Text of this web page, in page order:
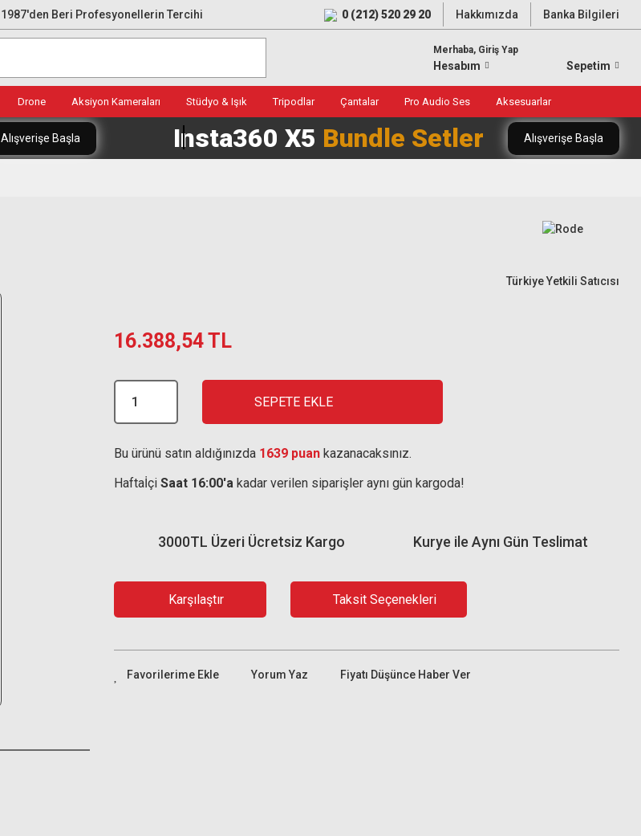
1987'den Beri Profesyonellerin Tercihi 0 (212) 520 29 20 Hakkımızda Banka Bilgileri
Merhaba, Giriş Yap
Hesabım Sepetim
Drone Aksiyon Kameraları Stüdyo & Işık Tripodlar Çantalar Pro Audio Ses Aksesuarlar
Alışverişe Başla Insta360 X5 Bundle Setler Alışverişe Başla
Türkiye Yetkili Satıcısı
16.388,54 TL
SEPETE EKLE
Bu ürünü satın aldığınızda 1639 puan kazanacaksınız.
Haftaİçi Saat 16:00'a kadar verilen siparişler aynı gün kargoda!
Kurye ile Aynı Gün Teslimat
3000TL Üzeri Ücretsiz Kargo
Karşılaştır Taksit Seçenekleri
Yorum Yaz Fiyatı Düşünce Haber Ver